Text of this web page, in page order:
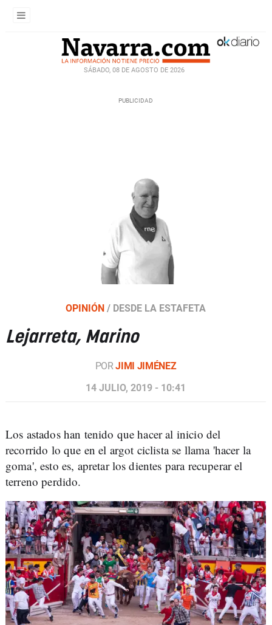
SÁBADO, 08 DE AGOSTO DE 2026
OPINIÓN / DESDE LA ESTAFETA
Lejarreta, Marino
PORJIMI JIMÉNEZ
14 JULIO, 2019 - 10:41
Los astados han tenido que hacer al inicio del
recorrido lo que en el argot ciclista se llama 'hacer la
goma', esto es, apretar los dientes para recuperar el
terreno perdido.